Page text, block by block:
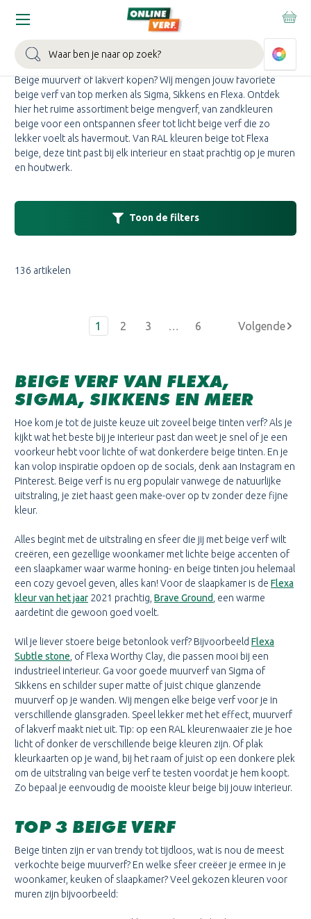
Zoeken
Home Beige verf
BEIGE VERF KOPEN
Beige muurverf of lakverf kopen? Wij mengen jouw favoriete
beige verf van top merken als Sigma, Sikkens en Flexa. Ontdek
hier het ruime assortiment beige mengverf, van zandkleuren
beige voor een ontspannen sfeer tot licht beige verf die zo
lekker voelt als havermout. Van RAL kleuren beige tot Flexa
beige, deze tint past bij elk interieur en staat prachtig op je muren
en houtwerk.
136 artikelen
1 2 3 … 6
Toon de filters
BEIGE VERF VAN FLEXA,
SIGMA, SIKKENS EN MEER
Hoe kom je tot de juiste keuze uit zoveel beige tinten verf? Als je
kijkt wat het beste bij je interieur past dan weet je snel of je een
voorkeur hebt voor lichte of wat donkerdere beige tinten. En je
kan volop inspiratie opdoen op de socials, denk aan Instagram en
Pinterest. Beige verf is nu erg populair vanwege de natuurlijke
uitstraling, je ziet haast geen make-over op tv zonder deze fijne
kleur.
Alles begint met de uitstraling en sfeer die jij met beige verf wilt
creëren, een gezellige woonkamer met lichte beige accenten of
een slaapkamer waar warme honing- en beige tinten jou helemaal
een cozy gevoel geven, alles kan! Voor de slaapkamer is de Flexa
kleur van het jaar 2021 prachtig, Brave Ground , een warme
aardetint die gewoon goed voelt.
Wil je liever stoere beige betonlook verf? Bijvoorbeeld Flexa
Subtle stone , of Flexa Worthy Clay, die passen mooi bij een
industrieel interieur. Ga voor goede muurverf van Sigma of
Sikkens en schilder super matte of juist chique glanzende
muurverf op je wanden. Wij mengen elke beige verf voor je in
verschillende glansgraden. Speel lekker met het effect, muurverf
of lakverf maakt niet uit. Tip: op een RAL kleurenwaaier zie je hoe
licht of donker de verschillende beige kleuren zijn. Of plak
kleurkaarten op je wand, bij het raam of juist op een donkere plek
om de uitstraling van beige verf te testen voordat je hem koopt.
Zo bepaal je eenvoudig de mooiste kleur beige bij jouw interieur.
TOP 3 BEIGE VERF
Beige tinten zijn er van trendy tot tijdloos, wat is nou de meest
verkochte beige muurverf? En welke sfeer creëer je ermee in je
woonkamer, keuken of slaapkamer? Veel gekozen kleuren voor
muren zijn bijvoorbeeld: